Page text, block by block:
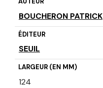
BOUCHERON PATRICK
ÉDITEUR
SEUIL
LARGEUR (EN MM)
124